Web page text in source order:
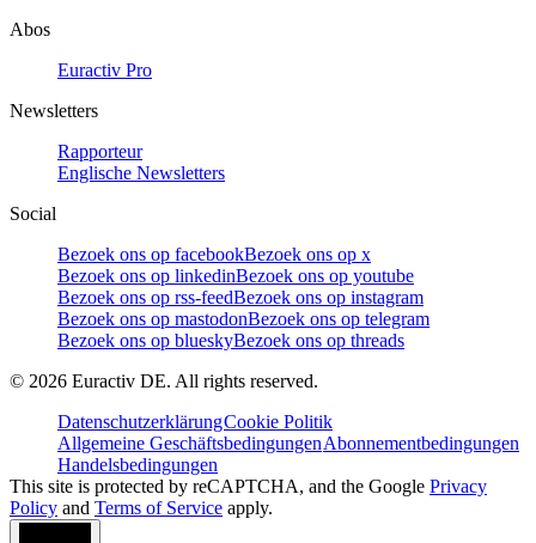
Abos
Euractiv Pro
Newsletters
Rapporteur
Englische Newsletters
Social
Bezoek ons op facebookBezoek ons op x
Bezoek ons op linkedinBezoek ons op youtube
Bezoek ons op rss-feedBezoek ons op instagram
Bezoek ons op mastodonBezoek ons op telegram
Bezoek ons op blueskyBezoek ons op threads
© 2026 Euractiv DE. All rights reserved.
DatenschutzerklärungCookie Politik
Allgemeine GeschäftsbedingungenAbonnementbedingungen
Handelsbedingungen
This site is protected by reCAPTCHA, and the Google Privacy
Policy and Terms of Service apply.